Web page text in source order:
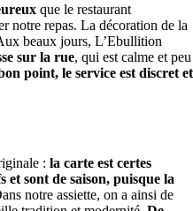
que le restaurant
notre repas. La décoration de la
beaux jours, L’Ebullition
sur la rue, qui est calme et peu
point, le service est discret et
: la carte est certes
et sont de saison, puisque la
notre assiette, on a ainsi de